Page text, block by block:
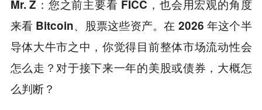
Mr. Z：您之前主要看 FICC，也会用宏观的角度
来看 Bitcoin、股票这些资产。在 2026 年这个半
导体大牛市之中，你觉得目前整体市场流动性会
怎么走？对于接下来一年的美股或债券，大概怎
么判断？